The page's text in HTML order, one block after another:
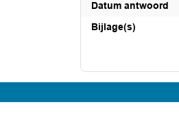
Datum antwoord
Bijlage(s)